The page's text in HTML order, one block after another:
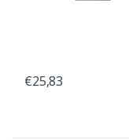
€25,83